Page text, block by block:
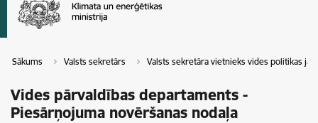
Sākums Valsts sekretārs Valsts sekretāra vietnieks vides politikas
Vides pārvaldības departaments -
Piesārņojuma novēršanas nodaļa